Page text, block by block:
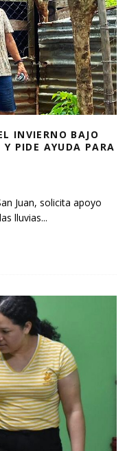
INVIERNO BAJO
PIDE AYUDA PARA
Juan, solicita apoyo
lluvias...